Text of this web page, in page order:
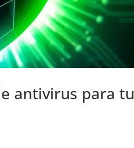
antivirus para tu